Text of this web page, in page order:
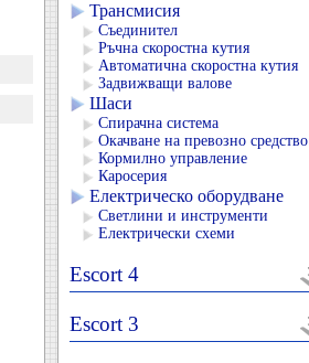
Трансмисия
Съединител
Ръчна скоростна кутия
Автоматична скоростна кутия
Задвижващи валове
Шаси
Спирачна система
Окачване на превозно средство
Кормилно управление
Каросерия
Електрическо оборудване
Светлини и инструменти
Електрически схеми
Escort 4
Escort 3